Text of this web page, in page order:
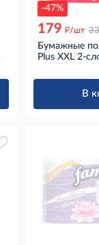
-47%
179 д/шт
Бумажные
Plus XXL 2-
В